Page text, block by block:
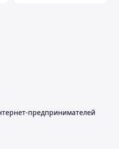
предпринимателей